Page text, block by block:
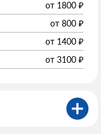
от 1800 ₽
от 800 ₽
от 1400 ₽
от 3100 ₽